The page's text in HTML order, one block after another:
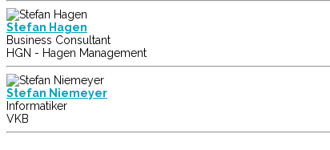
Stefan Hagen
Business Consultant
HGN - Hagen Management
Stefan Niemeyer
Informatiker
VKB